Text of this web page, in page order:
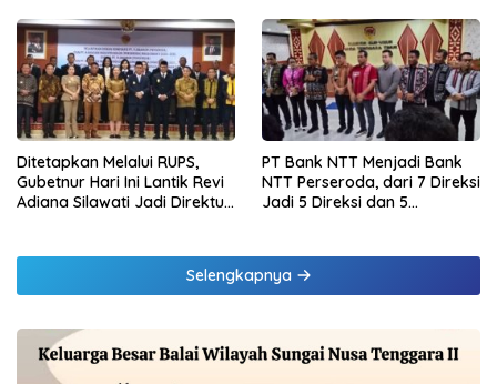
di Lampung dan Tinjau
Samsat Rajabasa
Daging Kurban
Ditetapkan Melalui RUPS,
Gubetnur Hari Ini Lantik Revi
Adiana Silawati Jadi Direktur
PT Bank NTT Menjadi Bank
NTT Perseroda, dari 7 Direksi
Jadi 5 Direksi dan 5
Selengkapnya